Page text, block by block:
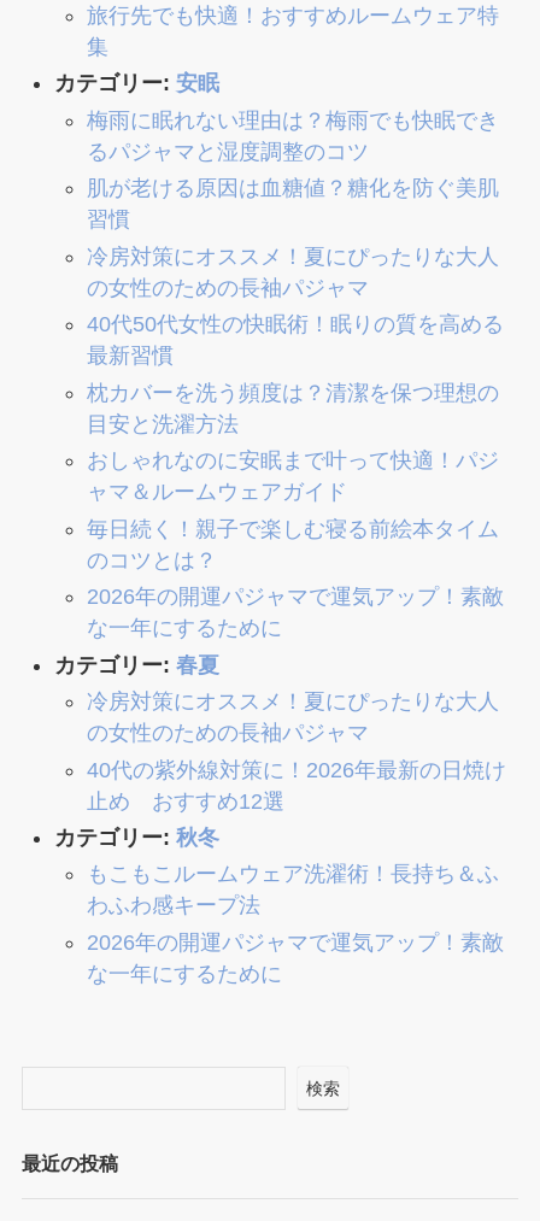
旅行先でも快適！おすすめルームウェア特
集
カテゴリー: 安眠
梅雨に眠れない理由は？梅雨でも快眠でき
るパジャマと湿度調整のコツ
肌が老ける原因は血糖値？糖化を防ぐ美肌
習慣
冷房対策にオススメ！夏にぴったりな大人
の女性のための長袖パジャマ
40代50代女性の快眠術！眠りの質を高める
最新習慣
枕カバーを洗う頻度は？清潔を保つ理想の
目安と洗濯方法
おしゃれなのに安眠まで叶って快適！パジ
ャマ＆ルームウェアガイド
毎日続く！親子で楽しむ寝る前絵本タイム
のコツとは？
2026年の開運パジャマで運気アップ！素敵
な一年にするために
カテゴリー: 春夏
冷房対策にオススメ！夏にぴったりな大人
の女性のための長袖パジャマ
40代の紫外線対策に！2026年最新の日焼け
止め おすすめ12選
カテゴリー: 秋冬
もこもこルームウェア洗濯術！長持ち＆ふ
わふわ感キープ法
2026年の開運パジャマで運気アップ！素敵
な一年にするために
検索
最近の投稿